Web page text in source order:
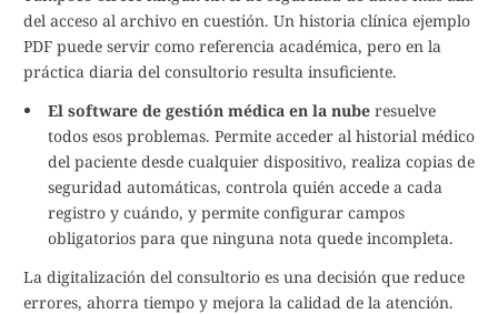
del acceso al archivo en cuestión. Un historia clínica ejemplo
PDF puede servir como referencia académica, pero en la
práctica diaria del consultorio resulta insuficiente.
El software de gestión médica en la nube resuelve
todos esos problemas. Permite acceder al historial médico
del paciente desde cualquier dispositivo, realiza copias de
seguridad automáticas, controla quién accede a cada
registro y cuándo, y permite configurar campos
obligatorios para que ninguna nota quede incompleta.
La digitalización del consultorio es una decisión que reduce
errores, ahorra tiempo y mejora la calidad de la atención.